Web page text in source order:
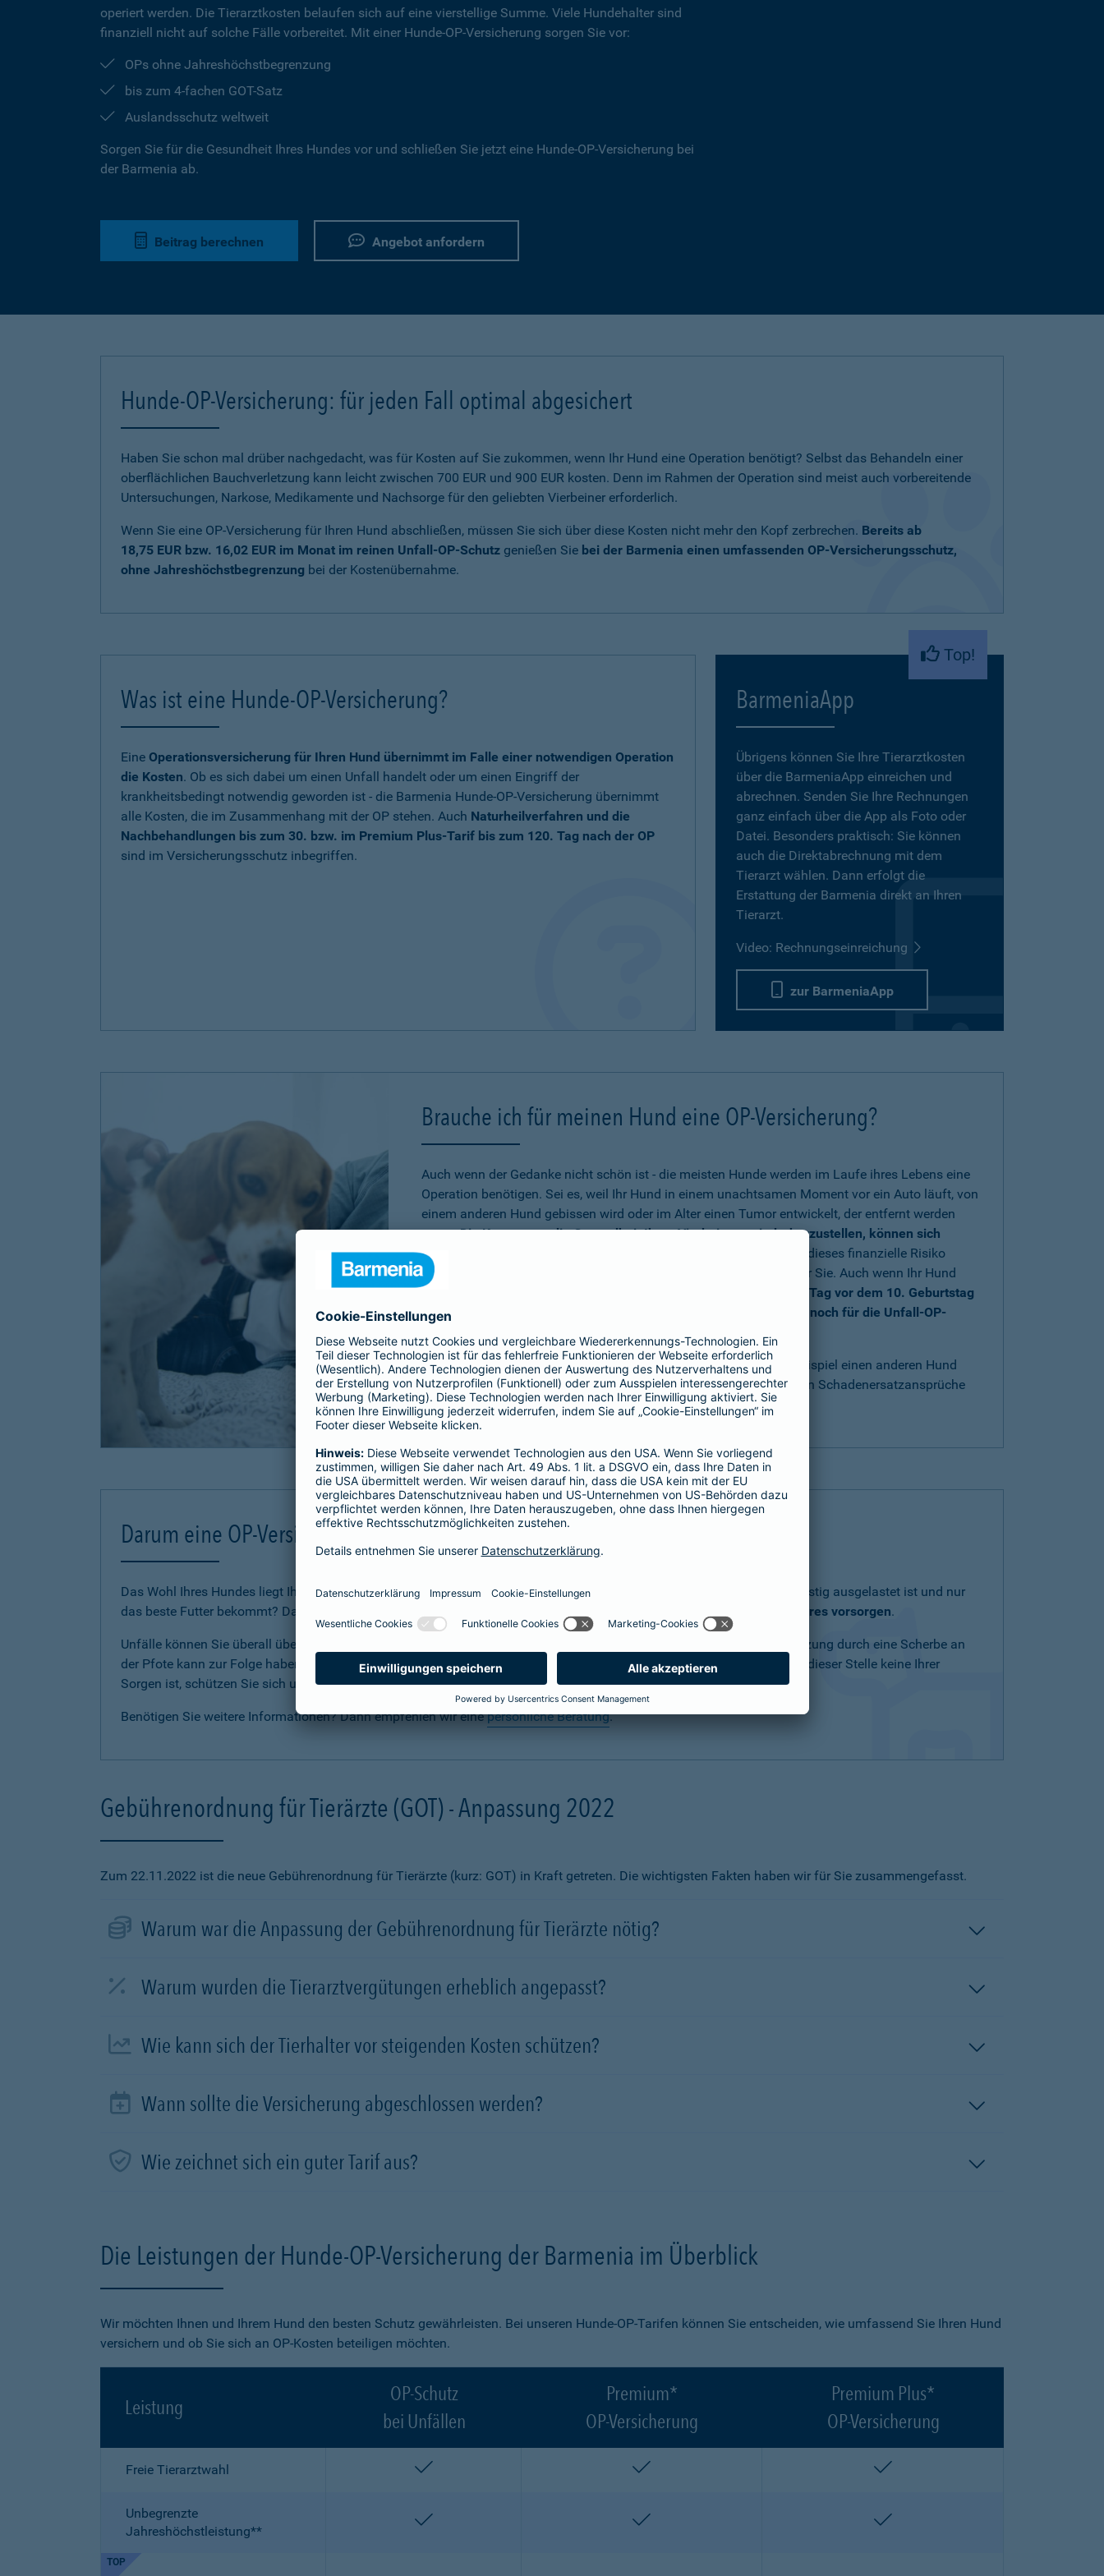
operiert werden. Die Tierarztkosten belaufen sich auf eine vierstellige Summe. Viele Hundehalter sind
finanziell nicht auf solche Fälle vorbereitet. Mit einer Hunde-OP-Versicherung sorgen Sie vor:
OPs ohne Jahreshöchstbegrenzung
bis zum 4-fachen GOT-Satz
Auslandsschutz weltweit
Sorgen Sie für die Gesundheit Ihres Hundes vor und schließen Sie jetzt eine Hunde-OP-Versicherung bei
der Barmenia ab.
Beitrag berechnen Angebot anfordern
Hunde-OP-Versicherung: für jeden Fall optimal abgesichert
Haben Sie schon mal drüber nachgedacht, was für Kosten auf Sie zukommen, wenn Ihr Hund eine Operation benötigt? Selbst das Behandeln einer
oberflächlichen Bauchverletzung kann leicht zwischen 700 EUR und 900 EUR kosten. Denn im Rahmen der Operation sind meist auch vorbereitende
Untersuchungen, Narkose, Medikamente und Nachsorge für den geliebten Vierbeiner erforderlich.
Wenn Sie eine OP-Versicherung für Ihren Hund abschließen, müssen Sie sich über diese Kosten nicht mehr den Kopf zerbrechen. Bereits ab
18,75 EUR bzw. 16,02 EUR im Monat im reinen Unfall-OP-Schutz genießen Sie bei der Barmenia einen umfassenden OP-Versicherungsschutz,
ohne Jahreshöchstbegrenzung bei der Kostenübernahme.
Was ist eine Hunde-OP-Versicherung?
Eine Operationsversicherung für Ihren Hund übernimmt im Falle einer notwendigen Operation
die Kosten. Ob es sich dabei um einen Unfall handelt oder um einen Eingriff der
krankheitsbedingt notwendig geworden ist - die Barmenia Hunde-OP-Versicherung übernimmt
alle Kosten, die im Zusammenhang mit der OP stehen. Auch Naturheilverfahren und die
Nachbehandlungen bis zum 30. bzw. im Premium Plus-Tarif bis zum 120. Tag nach der OP
sind im Versicherungsschutz inbegriffen.
Top!
BarmeniaApp
Übrigens können Sie Ihre Tierarztkosten
über die BarmeniaApp einreichen und
abrechnen. Senden Sie Ihre Rechnungen
ganz einfach über die App als Foto oder
Datei. Besonders praktisch: Sie können
auch die Direktabrechnung mit dem
Tierarzt wählen. Dann erfolgt die
Erstattung der Barmenia direkt an Ihren
Tierarzt.
Video: Rechnungseinreichung
zur BarmeniaApp
Brauche ich für meinen Hund eine OP-Versicherung?
Auch wenn der Gedanke nicht schön ist - die meisten Hunde werden im Laufe ihres Lebens eine
Operation benötigen. Sei es, weil Ihr Hund in einem unachtsamen Moment vor ein Auto läuft, von
einem anderen Hund gebissen wird oder im Alter einen Tumor entwickelt, der entfernt werden
muss.Die Kosten, um die Gesundheit Ihres Vierbeiners wiederherzustellen, können sich
schnell auf mehrere tausend Euro belaufen
. Wenn Sie sich gegen dieses finanzielle Risiko
absichern möchten, ist die Operationsversicherung genau richtig für Sie. Auch wenn Ihr Hund
schon älter ist,
bei der Barmenia können Sie Ihren Hund bis einen Tag vor dem 10. Geburtstag
versichern. Über den 10. Geburtstag hinaus können Sie sich aber noch für die Unfall-OP-
Übrigens:Wenn Ihr Hund selbst einen Schaden verursacht, zum Beispiel einen anderen Hund
beißt, sind Sie mit derHundehaftpflichtder Barmenia bestens gegen Schadenersatzansprüche
Dritter geschützt.
Darum eine OP-Versicherung für Hunde abschließen
Das Wohl Ihres Hundes liegt Ihnen am Herzen? Uns auch. Sie sorgen täglich dafür, dass Ihre Fellnase körperlich und geistig ausgelastet ist und nur
das beste Futter bekommt? Dann sollten Sie für den Ernstfall mit einer
für die Gesundheit Ihres Tieres vorsorgen.
Unfälle können Sie überall überraschen. Egal ob zuhause oder unterwegs. Schon eine scheinbar harmlose Schnittverletzung durch eine Scherbe an
der Pfote kann zur Folge haben, dass Ihr Liebling unter Narkose operiert werden muss. Damit Ihre finanziellen Mittel an dieser Stelle keine Ihrer
Sorgen ist, schützen Sie sich und Ihren Hund mit einer Hunde-OP-Versicherung.
Benötigen Sie weitere Informationen? Dann empfehlen wir einepersönliche Beratung.
Gebührenordnung für Tierärzte (GOT) - Anpassung 2022
Zum 22.11.2022 ist die neue Gebührenordnung für Tierärzte (kurz: GOT) in Kraft getreten. Die wichtigsten Fakten haben wir für Sie zusammengefasst.
Warum war die Anpassung der Gebührenordnung für Tierärzte nötig?
Warum wurden die Tierarztvergütungen erheblich angepasst?
Wie kann sich der Tierhalter vor steigenden Kosten schützen?
Wann sollte die Versicherung abgeschlossen werden?
Wie zeichnet sich ein guter Tarif aus?
Die Leistungen der Hunde-OP-Versicherung der Barmenia im Überblick
Wir möchten Ihnen und Ihrem Hund den besten Schutz gewährleisten. Bei unseren Hunde-OP-Tarifen können Sie entscheiden, wie umfassend Sie Ihren Hund
versichern und ob Sie sich an OP-Kosten beteiligen möchten.
Leistung
OP-Schutz
bei Unfällen
Premium*
OP-Versicherung
Premium Plus*
OP-Versicherung
Freie Tierarztwahl enthalten enthalten
Unbegrenzte
Jahreshöchstleistung**
enthalten enthalten
TOP